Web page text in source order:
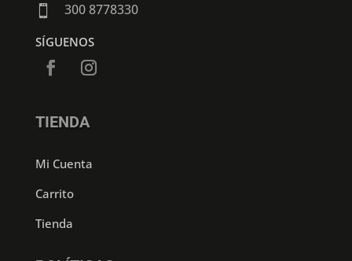
 300 8778330
SÍGUENOS
TIENDA
Mi Cuenta
Carrito
Tienda